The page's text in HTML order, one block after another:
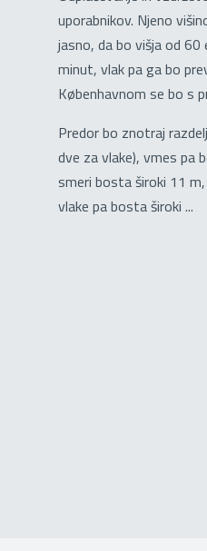
uporabnikov. Njeno
jasno, da bo višja od
minut, vlak pa ga bo
Københavnom se bo s
Predor bo znotraj
dve za vlake), vmes pa
smeri bosta široki 11
vlake pa bosta široki ...